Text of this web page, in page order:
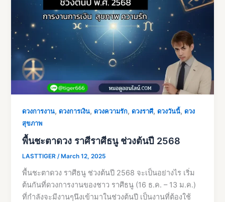
ดวงการงาน,ดวงการเงิน,ดวงความรัก,ดวงราศี,ดวงวันนี้,ดวง
สุขภาพ
พื้นชะตาดวง ราศีราศีธนู ช่วงต้นปี 2568
LASTTIGER/ March 12, 2025
พื้นชะตาดวง ราศีธนู ช่วงต้นปี 2568 จะเป็นอย่างไร เริ่ม
ต้นกันที่ดวงการงานของชาว ราศีธนู (16 ธ.ค. – 13 ม.ค.)
ที่กำลังจะมีงานๆนึงเข้ามาในช่วงต้นปี เป็นงานที่ต้องใช้